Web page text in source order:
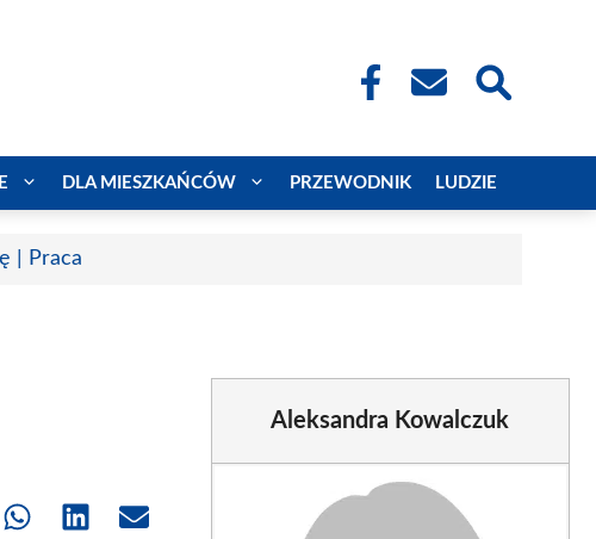
DLA MIESZKAŃCÓW PRZEWODNIK LUDZIE
| Praca
Share Share Share
Aleksandra Kowalczuk